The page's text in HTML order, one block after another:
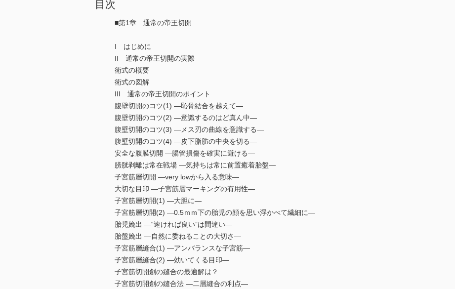
目次
■第1章 通常の帝王切開
I はじめに
II 通常の帝王切開の実際
術式の概要
術式の図解
III 通常の帝王切開のポイント
腹壁切開のコツ(1) ―恥骨結合を越えて―
腹壁切開のコツ(2) ―意識するのはど真ん中―
腹壁切開のコツ(3) ―メス刃の曲線を意識する―
腹壁切開のコツ(4) ―皮下脂肪の中央を切る―
安全な腹膜切開 ―腸管損傷を確実に避ける―
膀胱剥離は常在戦場 ―気持ちは常に前置癒着胎盤―
子宮筋層切開 ―very lowから入る意味―
大切な目印 ―子宮筋層マーキングの有用性―
子宮筋層切開(1) ―大胆に―
子宮筋層切開(2) ―0.5ｍｍ下の胎児の顔を思い浮かべて繊細に―
胎児娩出 ―“速ければ良い”は間違い―
胎盤娩出 ―自然に委ねることの大切さ―
子宮筋層縫合(1) ―アンバランスな子宮筋―
子宮筋層縫合(2) ―効いてくる目印―
子宮筋切開創の縫合の最適解は？
子宮筋切開創の縫合法 ―二層縫合の利点―